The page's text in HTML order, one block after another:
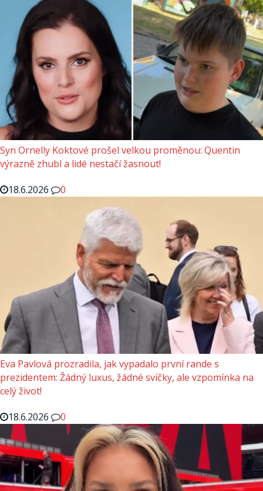
Syn Ornelly Koktové prošel velkou proměnou: Quentin
výrazně zhubl a lidé nestačí žasnout!
18.6.2026
0
Eva Pavlová prozradila, jak vypadalo první rande s
prezidentem: Žádný luxus, žádné svíčky, ale vzpomínka na
celý život!
18.6.2026
0